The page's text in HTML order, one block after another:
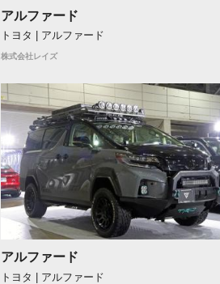
アルファード
トヨタ | アルファード
株式会社レイズ
アルファード
トヨタ | アルファード